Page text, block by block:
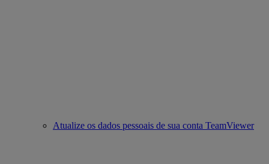
Atualize os dados pessoais de sua conta TeamViewer